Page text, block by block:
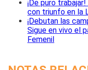
¡De puro
con triunfo en la
¡Debutan las
Sigue en vivo el
Femenil